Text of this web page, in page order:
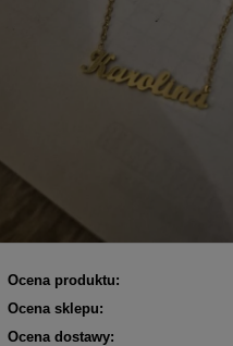
Ocena produktu:
Ocena sklepu:
Ocena dostawy: